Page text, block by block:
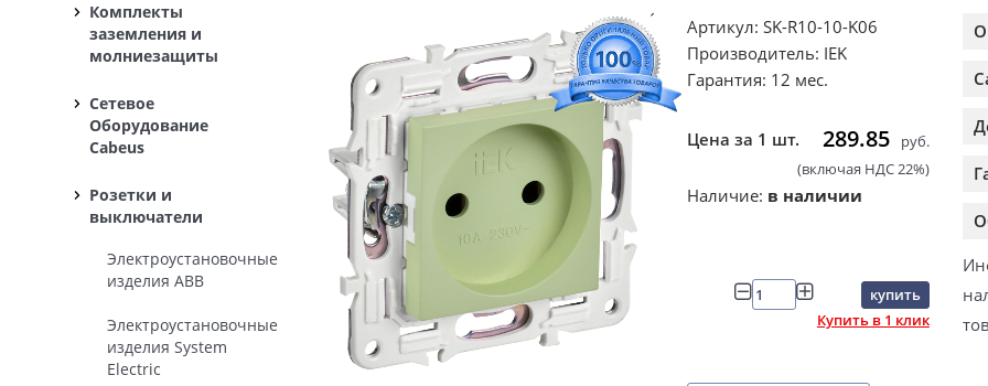
Комплекты
заземления и
молниезащиты
Сетевое
Оборудование
Cabeus
Розетки и
выключатели
Электроустановочные
изделия ABB
Электроустановочные
изделия System
Electric
Артикул: SK-R10-10-K06
Производитель: IEK
Гарантия: 12 мес.
Цена за 1 шт. 289.85
руб.
(включая НДС 22%)
Наличие: в наличии
купить
Купить в 1 клик